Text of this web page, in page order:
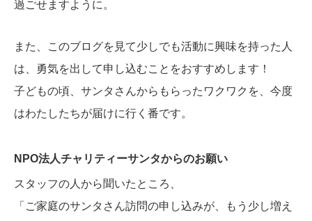
過ごせますように。
また、このブログを見て少しでも活動に興味を持った人
は、勇気を出して申し込むことをおすすめします！
子どもの頃、サンタさんからもらったワクワクを、今度
はわたしたちが届けに行く番です。
NPO法人チャリティーサンタからのお願い
スタッフの人から聞いたところ、
「ご家庭のサンタさん訪問の申し込みが、もう少し増え